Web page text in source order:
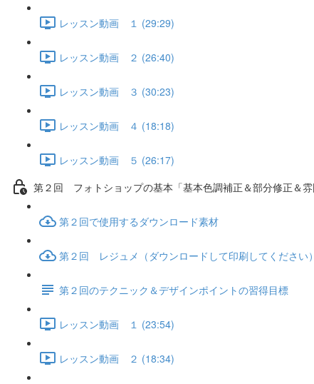
レッスン動画 １ (29:29)
レッスン動画 ２ (26:40)
レッスン動画 ３ (30:23)
レッスン動画 ４ (18:18)
レッスン動画 ５ (26:17)
第２回 フォトショップの基本「基本色調補正＆部分修正＆雰
第２回で使用するダウンロード素材
第２回 レジュメ（ダウンロードして印刷してください）
第２回のテクニック＆デザインポイントの習得目標
レッスン動画 １ (23:54)
レッスン動画 ２ (18:34)